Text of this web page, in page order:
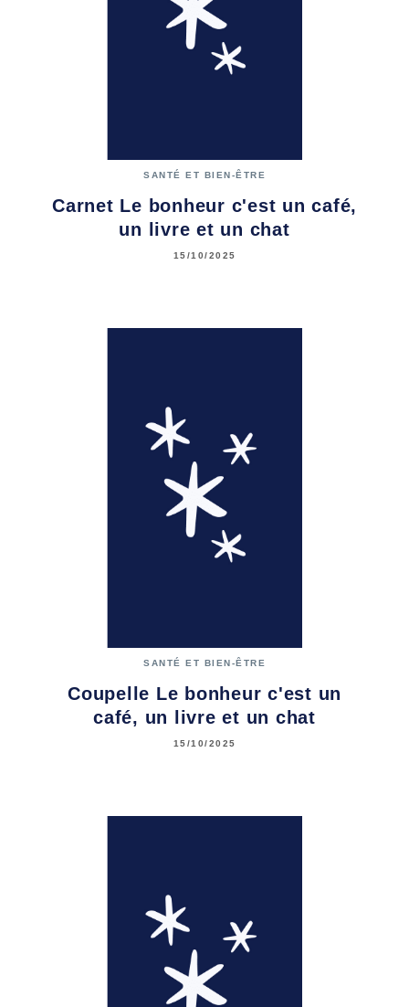
SANTÉ ET BIEN-ÊTRE
Carnet Le bonheur c'est un café,
un livre et un chat
15/10/2025
SANTÉ ET BIEN-ÊTRE
Coupelle Le bonheur c'est un
café, un livre et un chat
15/10/2025